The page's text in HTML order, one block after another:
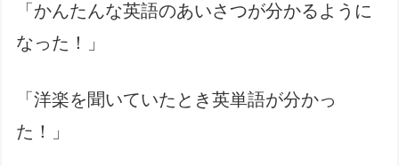
「かんたんな英語のあいさつが分かるように
なった！」
「洋楽を聞いていたとき英単語が分かっ
た！」